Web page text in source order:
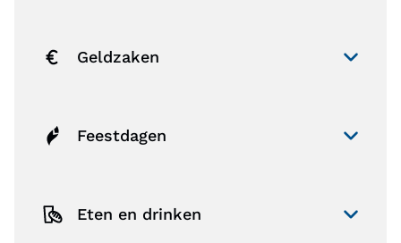
Geldzaken
Feestdagen
Eten en drinken